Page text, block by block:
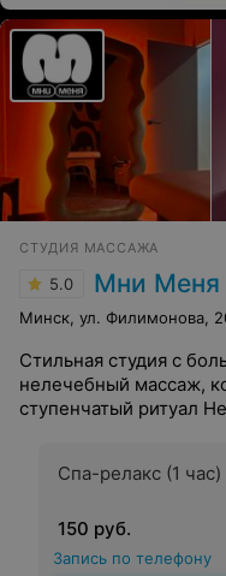
СТУДИЯ МАССАЖА
5.0 Мни Меня
Минск, ул. Филимонова,
Стильная студия с
нелечебный массаж,
ступенчатый ритуал
Спа-релакс (1 час)
150 руб.
Запись по телефону